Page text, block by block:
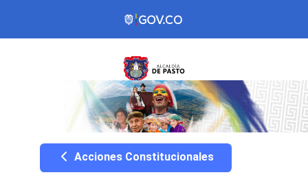
Acciones Constitucionales